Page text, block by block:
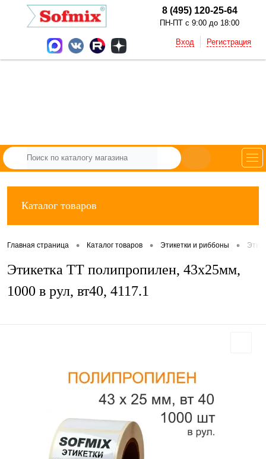
8 (495) 120-25-64
ПН-ПТ с 9:00 до 18:00
Вход Регистрация
Каталог товаров
Главная страница • Каталог товаров • Этикетки и риббоны •
Этикетка ТТ полипропилен, 43х25мм,
1000 в рул, вт40, 4117.1